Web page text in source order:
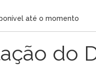
até o momento
do